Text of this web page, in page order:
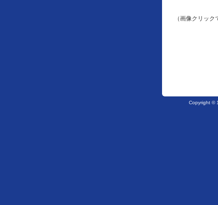
（画像クリック
Copyright ©